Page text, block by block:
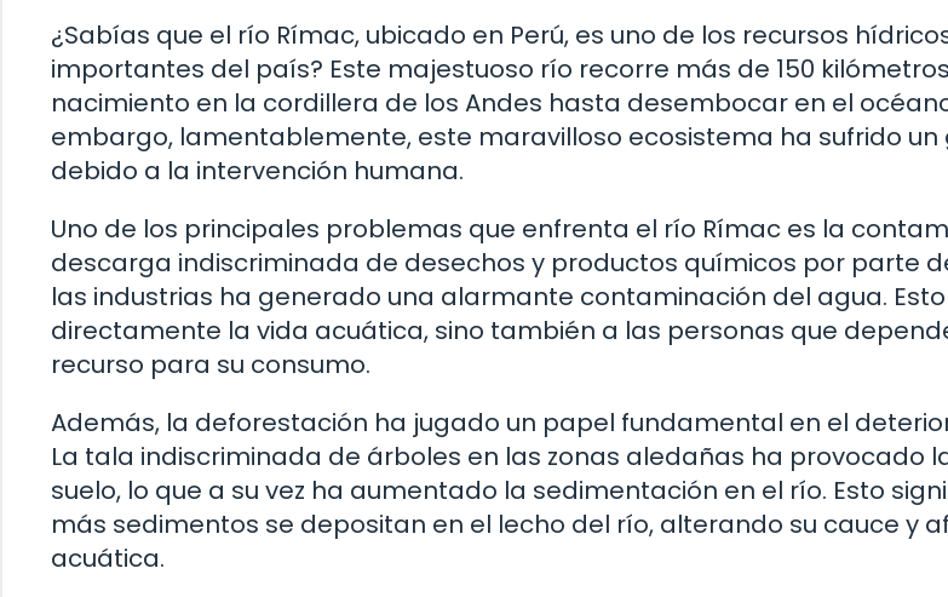
¿Sabías que el río Rímac, ubicado en Perú, es uno de los recursos
importantes del país? Este majestuoso río recorre más de 150
nacimiento en la cordillera de los Andes hasta desembocar en el
embargo, lamentablemente, este maravilloso ecosistema ha sufrido
debido a la intervención humana.
Uno de los principales problemas que enfrenta el río Rímac es la
descarga indiscriminada de desechos y productos químicos por parte
las industrias ha generado una alarmante contaminación del agua.
directamente la vida acuática, sino también a las personas que
recurso para su consumo.
Además, la deforestación ha jugado un papel fundamental en el
La tala indiscriminada de árboles en las zonas aledañas ha provocado
suelo, lo que a su vez ha aumentado la sedimentación en el río. Esto
más sedimentos se depositan en el lecho del río, alterando su cauce y
acuática.